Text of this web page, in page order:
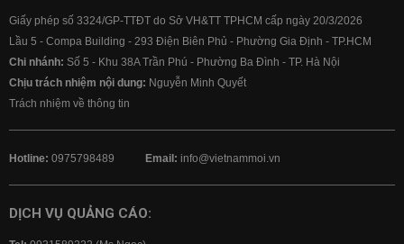
Giấy phép số 3324/GP-TTĐT do Sở VH&TT TPHCM cấp ngày 20/3/2026
Lầu 5 - Compa Building - 293 Điện Biên Phủ - Phường Gia Định - TP.HCM
Chi nhánh: Số 5 - Khu 38A Trần Phú - Phường Ba Đình - TP. Hà Nội
Chịu trách nhiệm nội dung: Nguyễn Minh Quyết
Trách nhiệm về thông tin
Hotline: 0975798489 Email: info@vietnammoi.vn
DỊCH VỤ QUẢNG CÁO: